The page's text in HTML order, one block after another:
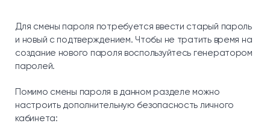
Для смены пароля потребуется ввести старый пароль
и новый с подтверждением. Чтобы не тратить время на
создание нового пароля воспользуйтесь генератором
паролей.
Помимо смены пароля в данном разделе можно
настроить дополнительную безопасность личного
кабинета: